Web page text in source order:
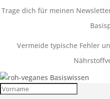
Trage dich für meinen
Vermeide typische Fehler